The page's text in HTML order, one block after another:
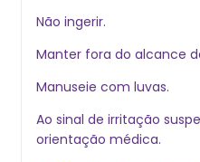
Não ingerir.
Manter fora do alcance
Manuseie com luvas.
Ao sinal de irritação
orientação médica.